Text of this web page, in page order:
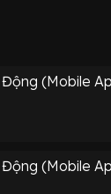
(Mobile
Động (Mobile